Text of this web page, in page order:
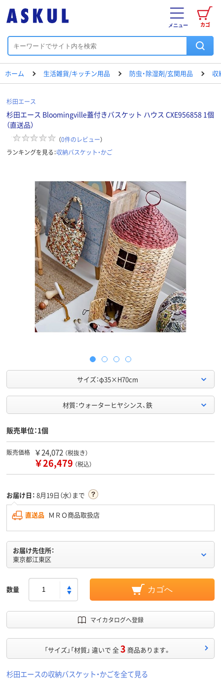
カゴ
メニュー
ホーム 生活雑貨/キッチン用品 防虫・除湿剤/玄関用品 収
杉田エース
杉田エース Bloomingville蓋付きバスケット ハウス CXE956858 1個
（直送品）
（0件のレビュー）
ランキングを見る：収納バスケット・かご
サイズ：φ35×H70cm
材質：ウォーターヒヤシンス、鉄
販売単位：1個
販売価格 ￥24,072 （税抜き）
￥26,479 （税込）
お届け日： 8月19日（水）まで
直送品 ＭＲＯ商品取扱店
お届け先住所：
東京都江東区
数量 カゴへ
マイカタログへ登録
「サイズ」「材質」 違いで 全3 商品あります。
杉田エースの収納バスケット・かごを全て見る